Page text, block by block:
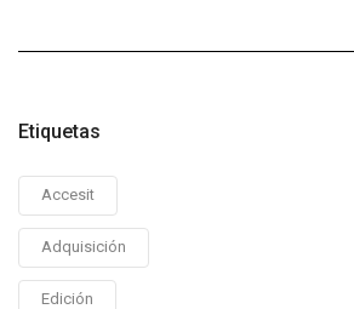
Etiquetas
Accesit
Adquisición
Edición